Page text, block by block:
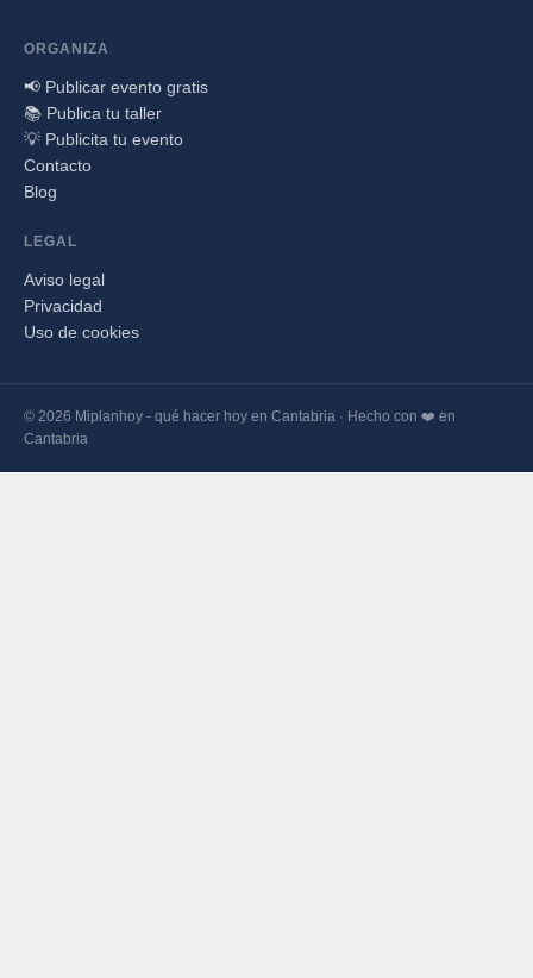
ORGANIZA
📢 Publicar evento gratis
📚 Publica tu taller
💡 Publicita tu evento
Contacto
Blog
LEGAL
Aviso legal
Privacidad
Uso de cookies
© 2026 Miplanhoy - qué hacer hoy en Cantabria · Hecho con ❤️ en
Cantabria